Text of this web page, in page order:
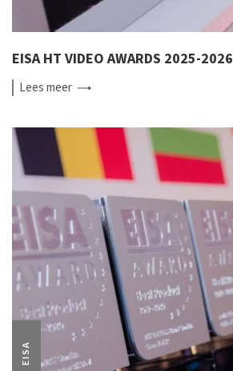
EISA HT VIDEO AWARDS 2025-2026
Leesmeer
EISA